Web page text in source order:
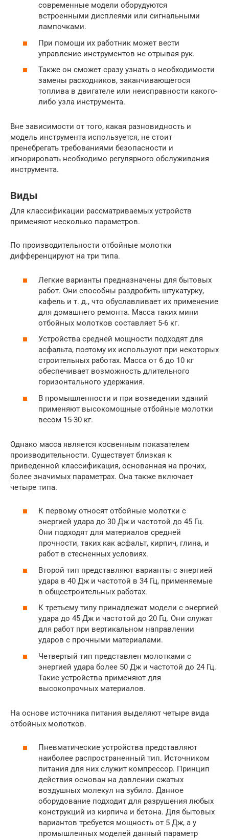
современные модели оборудуются
встроенными дисплеями или сигнальными
лампочками.
При помощи их работник может вести
управление инструментов не отрывая рук.
Также он сможет сразу узнать о необходимости
замены расходников, заканчивающегося
топлива в двигателе или неисправности какого-
либо узла инструмента.
Вне зависимости от того, какая разновидность и
модель инструмента используется, не стоит
пренебрегать требованиями безопасности и
игнорировать необходимо регулярного обслуживания
инструмента.
Виды
Для классификации рассматриваемых устройств
применяют несколько параметров.
По производительности отбойные молотки
дифференцируют на три типа.
Легкие варианты предназначены для бытовых
работ. Они способны раздробить штукатурку,
кафель и т. д., что обуславливает их применение
для домашнего ремонта. Масса таких мини
отбойных молотков составляет 5-6 кг.
Устройства средней мощности подходят для
асфальта, поэтому их используют при некоторых
строительных работах. Масса от 6 до 10 кг
обеспечивает возможность длительного
горизонтального удержания.
В промышленности и при возведении зданий
применяют высокомощные отбойные молотки
весом 15-30 кг.
Однако масса является косвенным показателем
производительности. Существует близкая к
приведенной классификация, основанная на прочих,
более значимых параметрах. Она также включает
четыре типа.
К первому относят отбойные молотки с
энергией удара до 30 Дж и частотой до 45 Гц.
Они подходят для материалов средней
прочности, таких как асфальт, кирпич, глина, и
работ в стесненных условиях.
Второй тип представляют варианты с энергией
удара в 40 Дж и частотой в 34 Гц, применяемые
в общестроительных работах.
К третьему типу принадлежат модели с энергией
удара до 45 Дж и частотой до 20 Гц. Они служат
для работ при вертикальном направлении
ударов с прочными материалами.
Четвертый тип представлен молотками с
энергией удара более 50 Дж и частотой до 24 Гц.
Такие устройства применяют для
высокопрочных материалов.
На основе источника питания выделяют четыре вида
отбойных молотков.
Пневматические устройства представляют
наиболее распространенный тип. Источником
питания для них служит компрессор. Принцип
действия основан на давлении сжатых
воздушных молекул на зубило. Данное
оборудование подходит для разрушения любых
конструкций из кирпича и бетона. Для бытовых
вариантов требуется мощность от 5 Дж, а у
промышленных моделей данный параметр